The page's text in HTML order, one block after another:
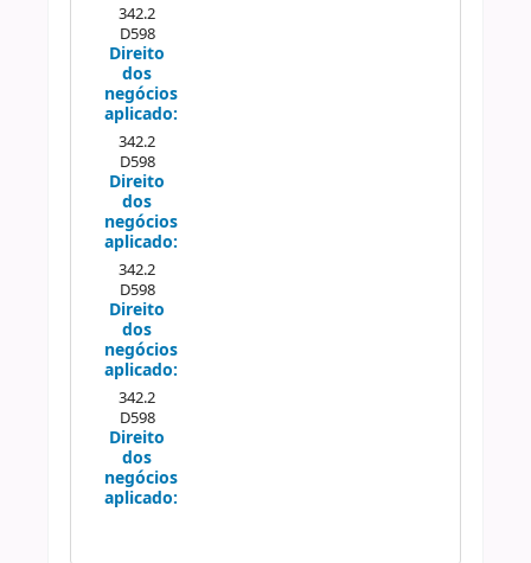
342.2
D598
Direito
dos
negócios
aplicado:
342.2
D598
Direito
dos
negócios
aplicado:
342.2
D598
Direito
dos
negócios
aplicado:
342.2
D598
Direito
dos
negócios
aplicado: